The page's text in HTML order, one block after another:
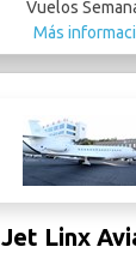
Vuelos
Más
Jet Linx